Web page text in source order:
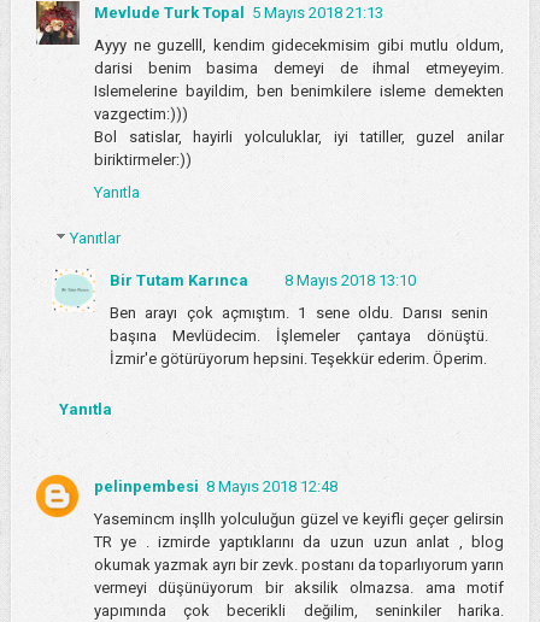
Mevlude Turk Topal
5 Mayıs 2018 21:13
Ayyy ne guzelll, kendim gidecekmisim gibi mutlu oldum,
darisi benim basima demeyi de ihmal etmeyeyim.
Islemelerine bayildim, ben benimkilere isleme demekten
vazgectim:)))
Bol satislar, hayirli yolculuklar, iyi tatiller, guzel anilar
biriktirmeler:))
Yanıtla
Yanıtlar
Bir Tutam Karınca
8 Mayıs 2018 13:10
Ben arayı çok açmıştım. 1 sene oldu. Darısı senin
başına Mevlüdecim. İşlemeler çantaya dönüştü.
İzmir'e götürüyorum hepsini. Teşekkür ederim. Öperim.
Yanıtla
pelinpembesi 8 Mayıs 2018 12:48
Yasemincm inşllh yolculuğun güzel ve keyifli geçer gelirsin
TR ye . izmirde yaptıklarını da uzun uzun anlat , blog
okumak yazmak ayrı bir zevk. postanı da toparlıyorum yarın
vermeyi düşünüyorum bir aksilik olmazsa. ama motif
yapımında çok becerikli değilim, seninkiler harika.